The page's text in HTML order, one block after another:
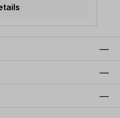
bei Nach- und
in Betrieben
dieses
ISO 7010), sollte
werden.
zu Gebotszeichen
sowie